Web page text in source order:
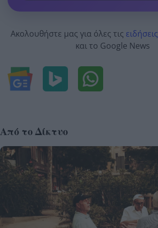
Ακολουθήστε μας για όλες τις ειδήσεις
και το Google News
Από το Δίκτυο